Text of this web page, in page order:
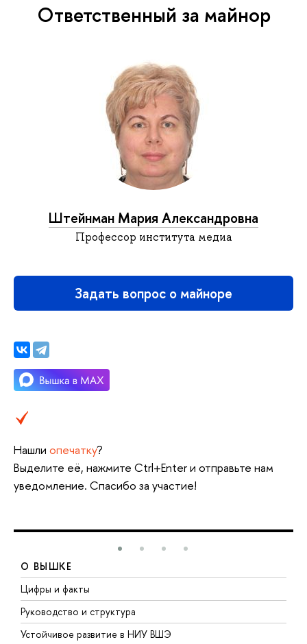
Ответственный за майнор
Штейнман Мария Александровна
Профессор института медиа
Задать вопрос о майноре
Нашли опечатку?
Выделите её, нажмите Ctrl+Enter и отправьте нам
уведомление. Спасибо за участие!
О ВЫШКЕ
Цифры и факты
Руководство и структура
Устойчивое развитие в НИУ ВШЭ